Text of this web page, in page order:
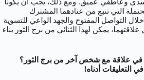
وعاطفي عميق. ومع ذلك، يجب أن يكونا
التي تنبع من عنادهما المشترك
التواصل المفتوح والجهد الواعي للتسوية
يمكن لهذا الثنائي من برج الثور بناء
علاقة مع شخص آخر من برج الثور؟
التعليقات أدناه!